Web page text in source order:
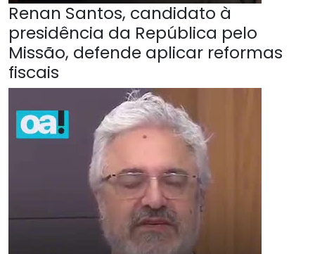
Renan Santos, candidato à
presidência da República pelo
Missão, defende aplicar reformas
fiscais